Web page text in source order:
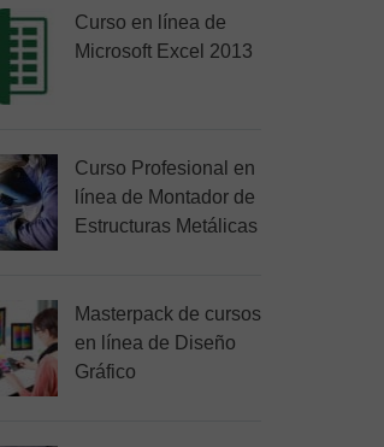
Curso en línea de
Microsoft Excel 2013
Curso Profesional en
línea de Montador de
Estructuras Metálicas
Masterpack de cursos
en línea de Diseño
Gráfico